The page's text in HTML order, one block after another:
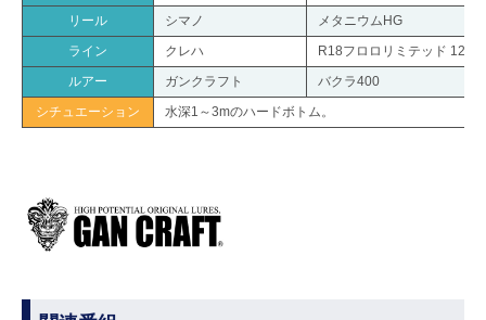
リール
シマノ
メタニウムHG
ライン
クレハ
R18フロロリミテッド 12lb.
ルアー
ガンクラフト
バクラ400
シチュエーション
水深1～3mのハードボトム。